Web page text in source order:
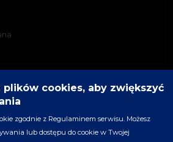
plików cookies, aby zwiększyć
zgodnie z Regulaminem serwisu. Możesz
lub dostępu do cookie w Twojej